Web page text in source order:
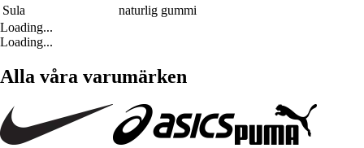
Sula
naturlig gummi
Loading...
Loading...
Alla våra varumärken